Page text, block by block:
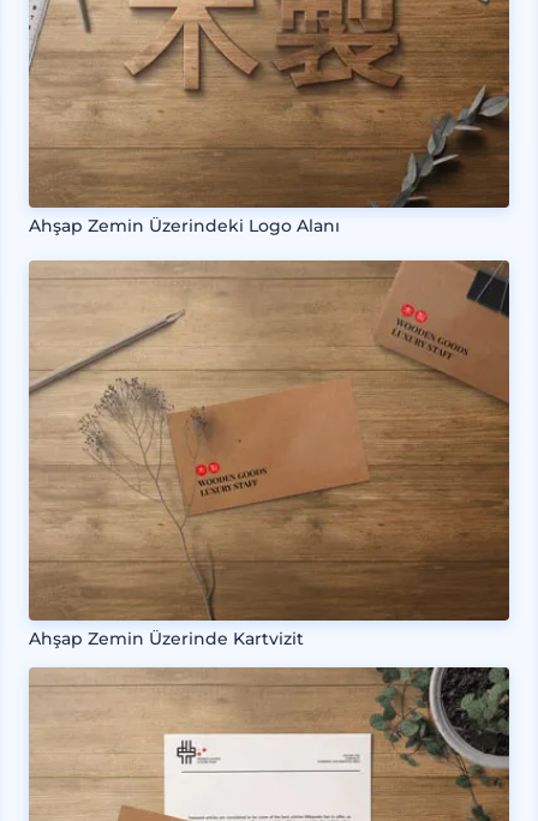
Ahşap Zemin Üzerindeki Logo Alanı
Ahşap Zemin Üzerinde Kartvizit